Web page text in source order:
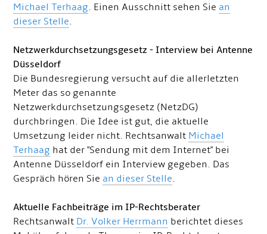
Michael Terhaag. Einen Ausschnitt sehen Sie an
dieser Stelle.
Netzwerkdurchsetzungsgesetz - Interview bei Antenne
Düsseldorf
Die Bundesregierung versucht auf die allerletzten
Meter das so genannte
Netzwerkdurchsetzungsgesetz (NetzDG)
durchbringen. Die Idee ist gut, die aktuelle
Umsetzung leider nicht. Rechtsanwalt Michael
Terhaag hat der "Sendung mit dem Internet" bei
Antenne Düsseldorf ein Interview gegeben. Das
Gespräch hören Sie an dieser Stelle.
Aktuelle Fachbeiträge im IP-Rechtsberater
Rechtsanwalt Dr. Volker Herrmann berichtet dieses